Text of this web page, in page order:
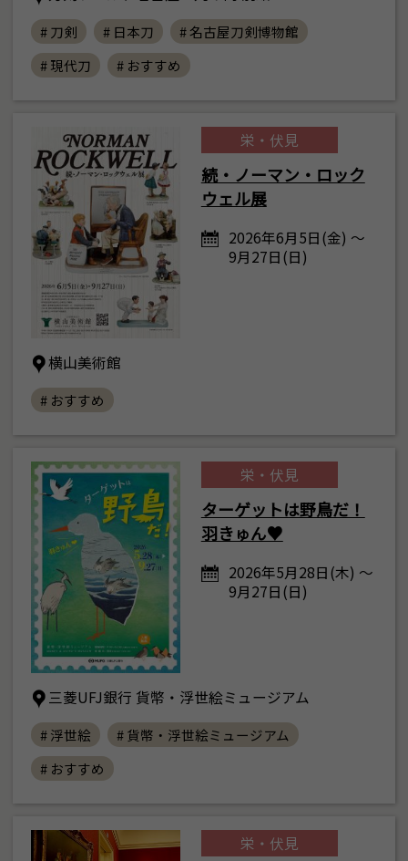
# 刀剣 # 日本刀
# 名古屋刀剣博物館
# 現代刀
# おすすめ
栄・伏見
続・ノーマン・ロック
ウェル展
2026年6月5日(金) ～
9月27日(日)
横山美術館
# おすすめ
栄・伏見
ターゲットは野鳥だ！
羽きゅん♥
2026年5月28日(木) ～
9月27日(日)
三菱UFJ銀行 貨幣・浮世絵ミュージアム
# 浮世絵
# 貨幣・浮世絵ミュージアム
# おすすめ
栄・伏見